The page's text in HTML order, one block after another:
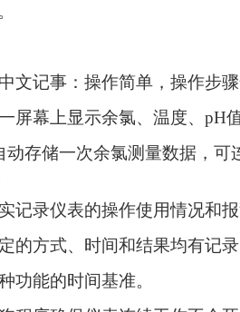
文记事：操作简单，操作步骤
屏幕上显示余氯、温度、pH
动存储一次余氯测量数据，
记录仪表的操作使用情况和
的方式、时间和结果均有记
功能的时间基准。